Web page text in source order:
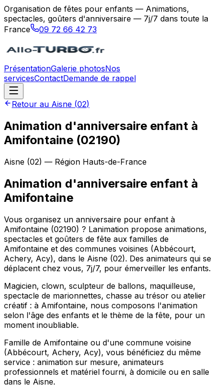
Organisation de fêtes pour enfants — Animations,
spectacles, goûters d'anniversaire — 7j/7 dans toute la
France
09 72 66 42 73
PrésentationGalerie photosNos
servicesContactDemande de rappel
Retour au Aisne (02)
Animation d'anniversaire enfant à
Amifontaine (02190)
Aisne (02) — Région Hauts-de-France
Animation d'anniversaire enfant à
Amifontaine
Vous organisez un anniversaire pour enfant à
Amifontaine (02190) ? Lanimation propose animations,
spectacles et goûters de fête aux familles de
Amifontaine et des communes voisines (Abbécourt,
Achery, Acy), dans le Aisne (02). Des animateurs qui se
déplacent chez vous, 7j/7, pour émerveiller les enfants.
Magicien, clown, sculpteur de ballons, maquilleuse,
spectacle de marionnettes, chasse au trésor ou atelier
créatif : à Amifontaine, nous composons l'animation
selon l'âge des enfants et le thème de la fête, pour un
moment inoubliable.
Famille de Amifontaine ou d'une commune voisine
(Abbécourt, Achery, Acy), vous bénéficiez du même
service : animation sur mesure, animateurs
professionnels et matériel fourni, à domicile ou en salle
dans le Aisne.